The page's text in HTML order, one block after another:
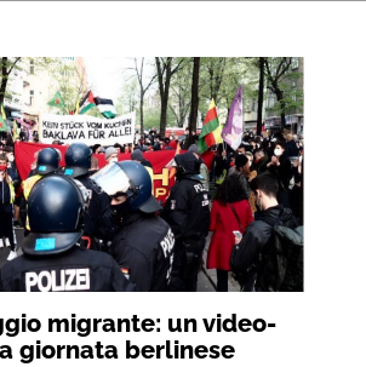
migrante: un video-
giornata berlinese